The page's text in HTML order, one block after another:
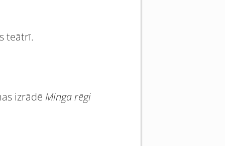
teātrī.
izrādē Minga rēgi